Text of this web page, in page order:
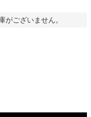
がございません。